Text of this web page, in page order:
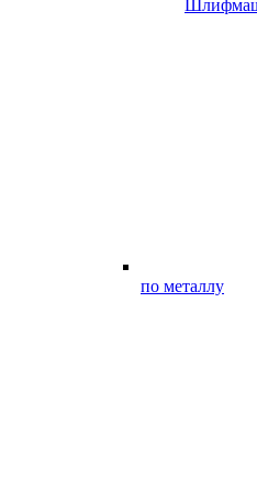
по металлу